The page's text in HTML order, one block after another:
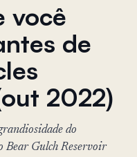
você
de
2022)
do
Bear Gulch Reservoir